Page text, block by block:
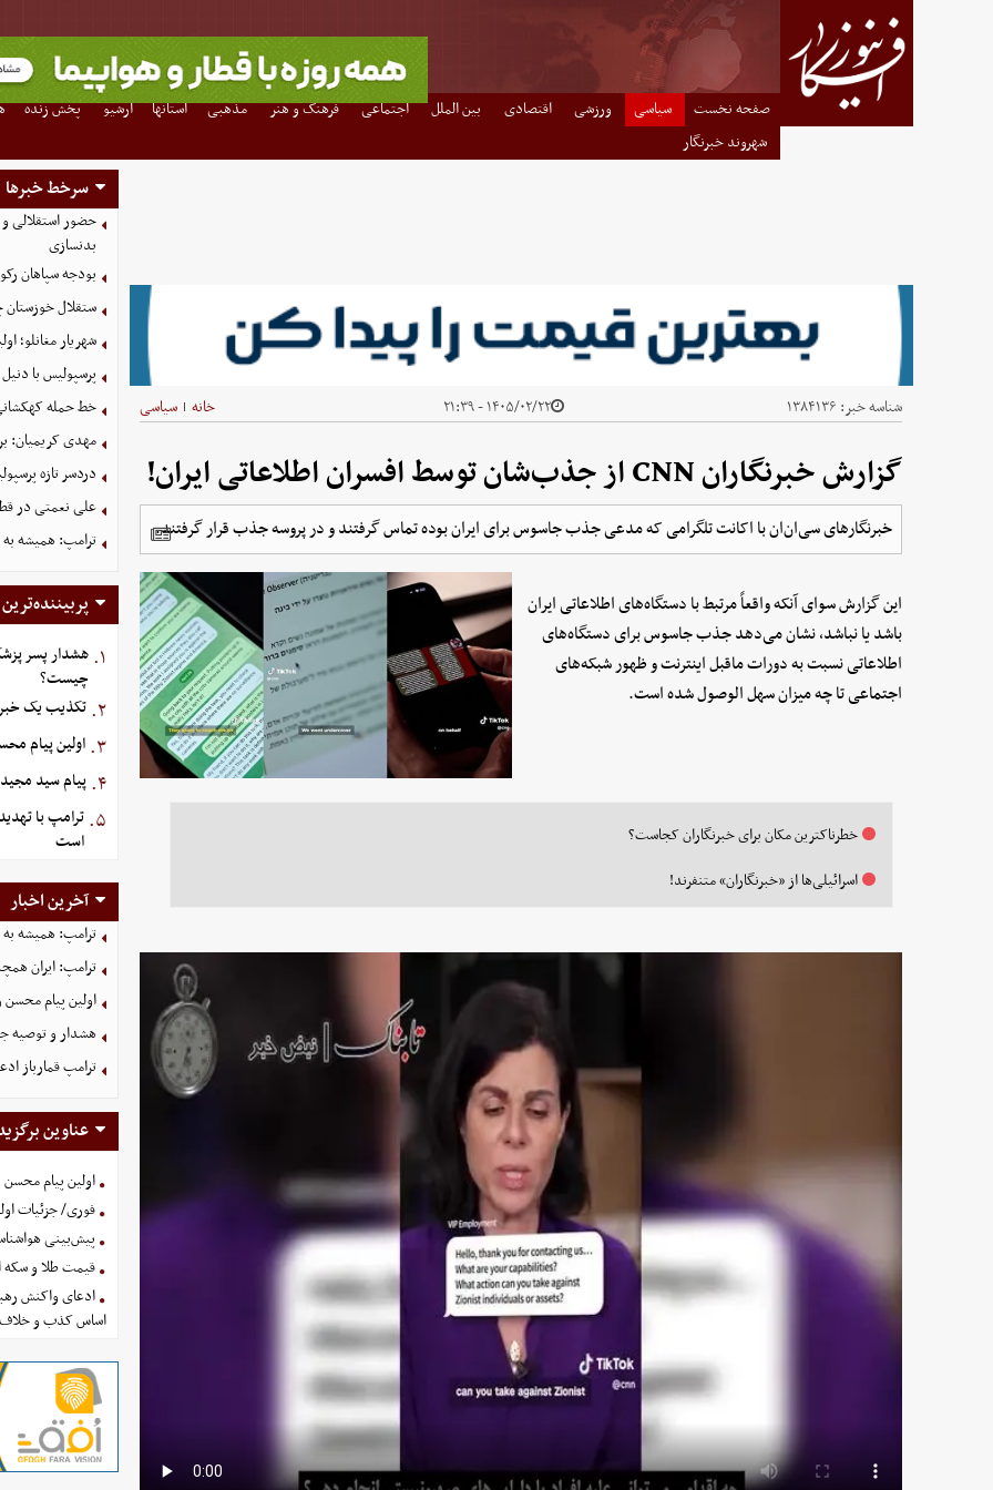
صفحه نخست سیاسی ورزشی اقتصادی بین الملل اجتماعی فرهنگ و هنر مذهبی استانها آرشیو پخش زنده
شهروند خبرنگار
شناسه خبر: ۱۳۸۴۱۳۶ ۱۴۰۵/۰۲/۲۲ - ۲۱:۳۹ خانه | سیاسی
گزارش خبرنگاران CNN از جذب‌شان توسط افسران اطلاعاتی ایران!
خبرنگارهای سی‌ان‌ان با اکانت تلگرامی که مدعی جذب جاسوس برای ایران بوده تماس گرفتند و در پروسه جذب قرار گرفتند.
این گزارش سوای آنکه واقعاً مرتبط با دستگاه‌های اطلاعاتی ایران
باشد یا نباشد، نشان می‌دهد جذب جاسوس برای دستگاه‌های
اطلاعاتی نسبت به دورات ماقبل اینترنت و ظهور شبکه‌های
اجتماعی تا چه میزان سهل الوصول شده است.
خطرناکترین مکان برای خبرنگاران کجاست؟
اسرائیلی‌ها از «خبرنگاران» متنفرند!
سرخط خبرها
حضور استقلالی
بدنسازی
بودجه سپاهان رکورد زد؛
ستقلال
شهریار مغانلو؛
پرسپولیس با
خط حمله کهکشانی
مهدی کریمیان:
دردسر تازه
علی نعمتی در
ترامپ: همیشه به
پربیننده‌ترین
۱. هشدار پسر
چیست؟
۲. تکذیب یک خبر
۳. اولین پیام
۴. پیام سید
۵. ترامپ با
است
آخرین اخبار
ترامپ: همیشه به
ترامپ: ایران
اولین پیام
هشدار و توصیه
ترامپ قمارباز
عناوین
اولین پیام
فوری/ جزئیات
پیش‌بینی هواشناسی
قیمت طلا و سکه امروز
ادعای واکنش
اساس کذب و